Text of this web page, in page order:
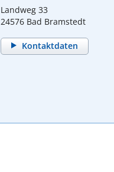
Landweg 33
24576 Bad Bramstedt
Kontaktdaten